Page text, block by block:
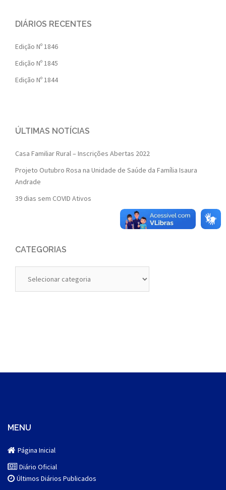
DIÁRIOS RECENTES
Edição Nº 1846
Edição Nº 1845
Edição Nº 1844
ÚLTIMAS NOTÍCIAS
Casa Familiar Rural – Inscrições Abertas 2022
Projeto Outubro Rosa na Unidade de Saúde da Família Isaura
Andrade
39 dias sem COVID Ativos
CATEGORIAS
MENU
Página Inicial
Diário Oficial
Últimos Diários Publicados